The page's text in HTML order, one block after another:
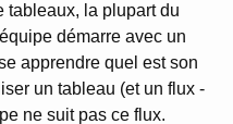
tableaux, la plupart du
démarre avec un
apprendre quel est son
un tableau (et un flux -
ne suit pas ce flux.